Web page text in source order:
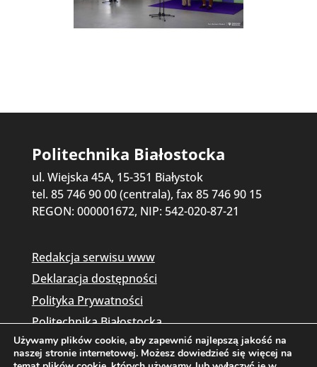
Politechnika Białostocka
ul. Wiejska 45A, 15-351 Białystok
tel. 85 746 90 00 (centrala), fax 85 746 90 15
REGON: 000001672, NIP: 542-020-87-21
Redakcja serwisu www
Deklaracja dostępności
Polityka Prywatności
Politechnika Białostocka
Używamy plików cookie, aby zapewnić najlepszą jakość na
naszej stronie internetowej. Możesz dowiedzieć się więcej na